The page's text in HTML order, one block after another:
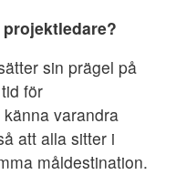
sin prägel på
för
varandra
att alla sitter i
måldestination.